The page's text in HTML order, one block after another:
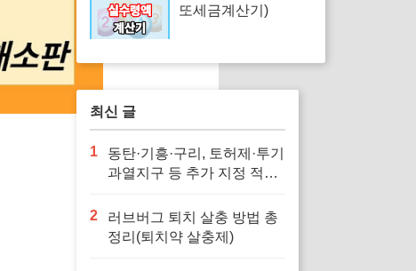
또세금계산기)
최신 글
1
동탄·기흥·구리, 토허제·투기
과열지구 등 추가 지정 적용
2
러브버그 퇴치 살충 방법 총
정리(퇴치약 살충제)